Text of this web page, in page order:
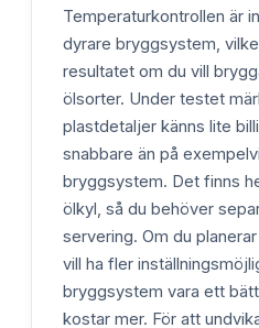
Temperaturkontrollen är
dyrare bryggsystem,
resultatet om du vill
ölsorter. Under testet
plastdetaljer känns lite
snabbare än på
bryggsystem. Det finns
ölkyl, så du behöver
servering. Om du
vill ha fler
bryggsystem vara ett
kostar mer. För att